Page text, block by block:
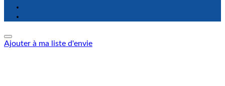
Ajouter à ma liste d'envie